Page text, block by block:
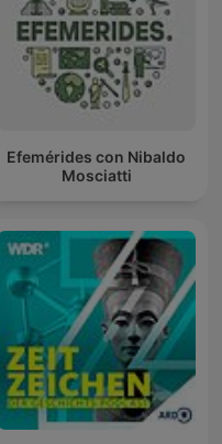
Efemérides con Nibaldo
Mosciatti